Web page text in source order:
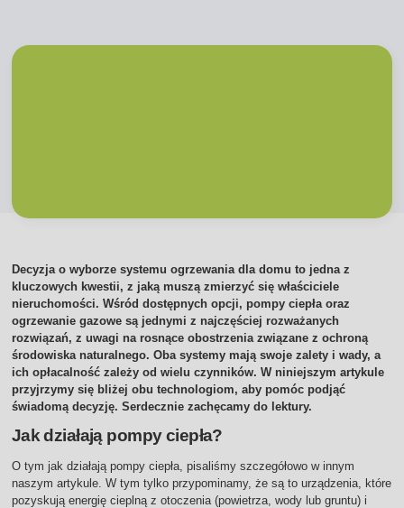
Decyzja o wyborze systemu ogrzewania dla domu to jedna z
kluczowych kwestii, z jaką muszą zmierzyć się właściciele
nieruchomości. Wśród dostępnych opcji, pompy ciepła oraz
ogrzewanie gazowe są jednymi z najczęściej rozważanych
rozwiązań, z uwagi na rosnące obostrzenia związane z ochroną
środowiska naturalnego. Oba systemy mają swoje zalety i wady, a
ich opłacalność zależy od wielu czynników. W niniejszym artykule
przyjrzymy się bliżej obu technologiom, aby pomóc podjąć
świadomą decyzję. Serdecznie zachęcamy do lektury.
Jak działają pompy ciepła?
O tym jak działają pompy ciepła, pisaliśmy szczegółowo w innym
naszym artykule. W tym tylko przypominamy, że są to urządzenia, które
pozyskują energię cieplną z otoczenia (powietrza, wody lub gruntu) i